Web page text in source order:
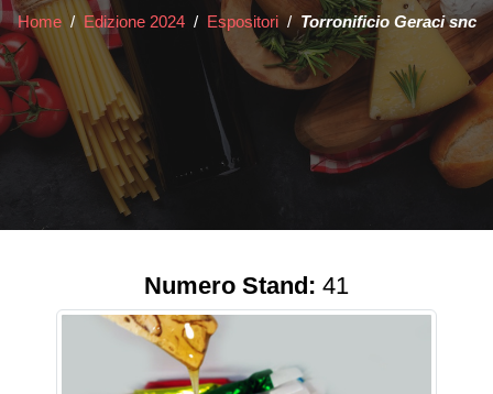
Home / Edizione 2024 / Espositori / Torronificio Geraci snc
Numero Stand: 41